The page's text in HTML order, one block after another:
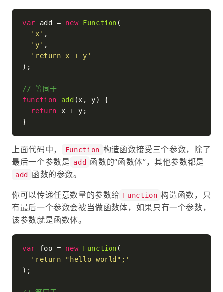
var add = new Function (
'x' ,
'y' ,
'return x + y'
);
// 等同于
function
add (x, y) {
return x + y;
上面代码中， Function 构造函数接受三个参数，除了
最后一个参数是 add 函数的“函数体”，其他参数都是
add 函数的参数。
你可以传递任意数量的参数给 Function 构造函数，只
有最后一个参数会被当做函数体，如果只有一个参数，
该参数就是函数体。
var foo = new Function (
'return "hello world";'
);